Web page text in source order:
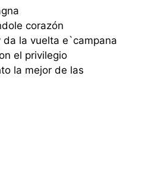
corazón
la vuelta e`campana
el privilegio
la mejor de las